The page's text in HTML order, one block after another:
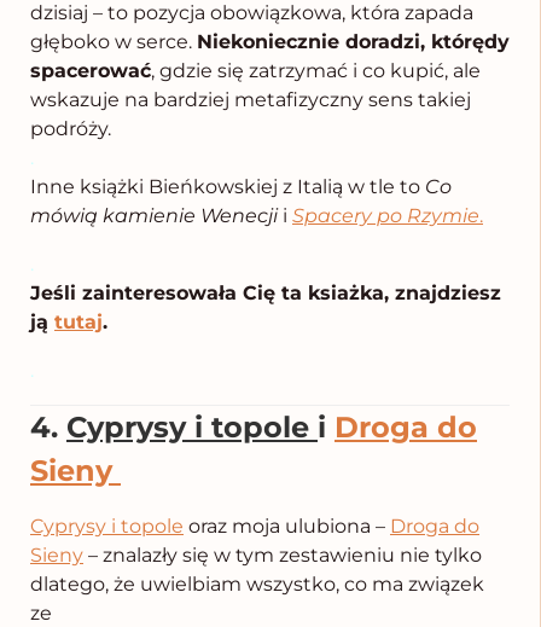
dzisiaj – to pozycja obowiązkowa, która zapada
głęboko w serce. Niekoniecznie doradzi, którędy
spacerować, gdzie się zatrzymać i co kupić, ale
wskazuje na bardziej metafizyczny sens takiej
podróży.
.
Inne książki Bieńkowskiej z Italią w tle to Co
mówią kamienie Wenecjii Spacery po Rzymie.
.
Jeśli zainteresowała Cię ta ksiażka, znajdziesz
ją tutaj.
.
4. Cyprysy i topole i Droga do
Sieny
Cyprysy i topole oraz moja ulubiona – Droga do
Sieny – znalazły się w tym zestawieniu nie tylko
dlatego, że uwielbiam wszystko, co ma związek
ze